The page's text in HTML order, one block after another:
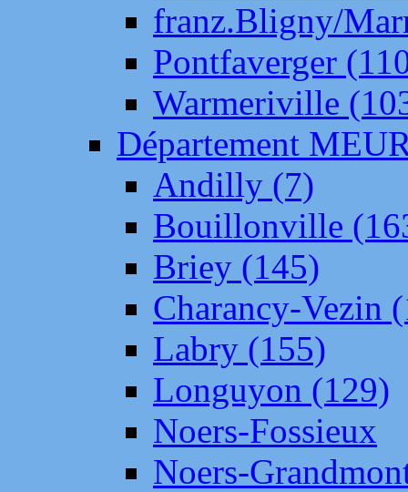
franz.Bligny/
Pontfaverger
Warmeriville
Département
Andilly (7)
Bouillonville
Briey (145)
Charancy-Vezin
Labry (155)
Longuyon (129)
Noers-Fossieux
Noers-